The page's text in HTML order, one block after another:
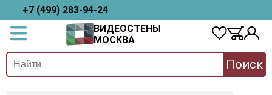
+7 (499) 283-94-24
ВИДЕОСТЕНЫ
МОСКВА
Поиск